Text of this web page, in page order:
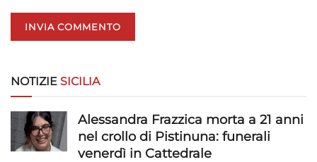
dei contenuti, Utilizzare profili per la selezione di contenuti
personalizzati, Sviluppare e migliorare i servizi, Utilizzare dati
limitati per la selezione dei contenuti.
Funzionalità
Abbinare e combinare dati provenienti da altre
fonti di dati, Collegare diversi dispositivi,
Identificare i dispositivi in base alle informazioni
trasmesse automaticamente.
NOTIZIE SICILIA
Alessandra Frazzica morta a 21 anni
nel crollo di Pistinuna: funerali
venerdì in Cattedrale